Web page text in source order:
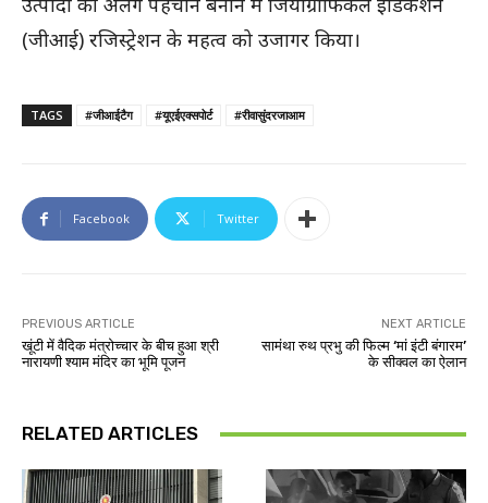
(जीआई) रजिस्ट्रेशन के महत्व को उजागर किया।
TAGS #जीआईटैग #यूएईएक्सपोर्ट #रीवासुंदरजाआम
Facebook Twitter
PREVIOUS ARTICLE
खूंटी में वैदिक मंत्रोच्चार के बीच हुआ श्री
नारायणी श्याम मंदिर का भूमि पूजन
NEXT ARTICLE
सामंथा रुथ प्रभु की फिल्म ‘मां इंटी बंगारम’
के सीक्वल का ऐलान
RELATED ARTICLES